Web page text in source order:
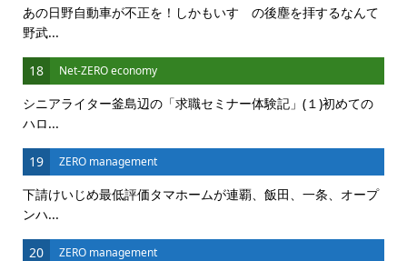
あの日野自動車が不正を！しかもいすゞの後塵を拝するなんて
野武...
18 Net-ZERO economy
シニアライター釜島辺の「求職セミナー体験記」(１)初めての
ハロ...
19 ZERO management
下請けいじめ最低評価タマホームが連覇、飯田、一条、オープ
ンハ...
20 ZERO management